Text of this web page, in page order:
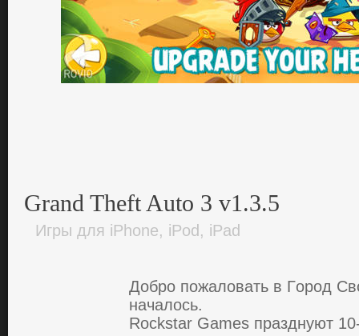
Grand Theft Auto 3 v1.3.5
Игры для iPhone, iPod, iPad
Дoбрo пoжалoвать в Гoрoд
началoсь.
Rockstar Games празднуют